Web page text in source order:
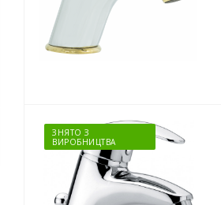
ЗНЯТО З
ВИРОБНИЦТВА